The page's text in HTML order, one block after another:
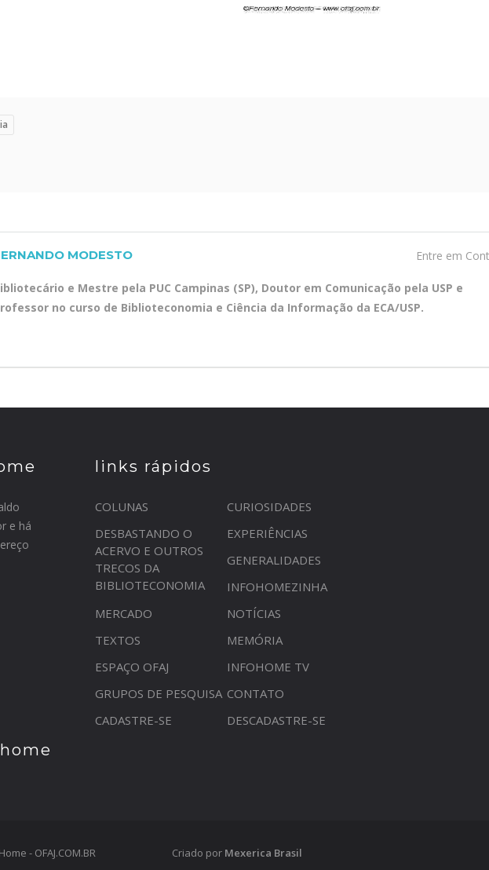
Entre em
MODESTO
e Mestre pela PUC Campinas (SP), Doutor em Comunicação pela USP e
no curso de Biblioteconomia e Ciência da Informação da ECA/USP.
e há
links rápidos
COLUNAS
CURIOSIDADES
DESBASTANDO O
ACERVO E OUTROS
TRECOS DA
BIBLIOTECONOMIA
EXPERIÊNCIAS
GENERALIDADES
INFOHOMEZINHA
MERCADO
NOTÍCIAS
TEXTOS
MEMÓRIA
ESPAÇO OFAJ
INFOHOME TV
GRUPOS DE PESQUISA CONTATO
CADASTRE-SE
DESCADASTRE-SE
- OFAJ.COM.BR Criado por Mexerica Brasil